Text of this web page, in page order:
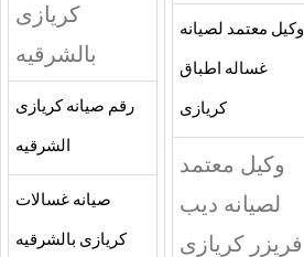
وكيل معتمد لصيانه
غساله اطباق
كريازى
وكيل معتمد
لصيانه ديب
فريزر كريازى
كريازى
بالشرقيه
رقم صيانه كريازى
الشرقيه
صيانه غسالات
كريازى بالشرقيه